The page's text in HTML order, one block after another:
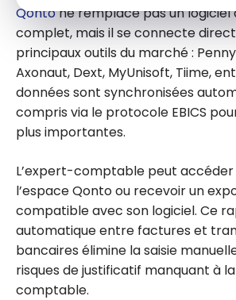
Qontone remplace pas un
complet, mais il se connecte
principaux outils du marché :
Axonaut, Dext, MyUnisoft, Tiime,
données sont synchronisées
compris via le protocole EBICS
plus importantes.
L’expert-comptable peut
l’espace Qonto ou recevoir un
compatible avec son logiciel. Ce
automatique entre factures et
bancaires élimine la saisie
risques de justificatif manquant à
comptable.